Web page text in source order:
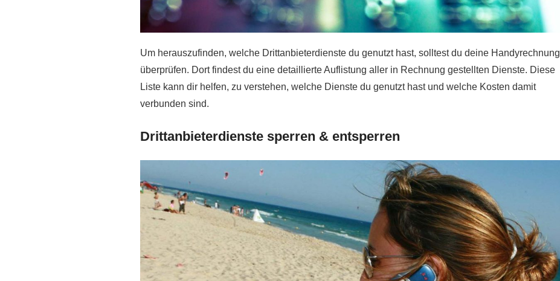
Um herauszufinden, welche Drittanbieterdienste du genutzt hast, solltest du deine Handyrechnung
überprüfen. Dort findest du eine detaillierte Auflistung aller in Rechnung gestellten Dienste. Diese
Liste kann dir helfen, zu verstehen, welche Dienste du genutzt hast und welche Kosten damit
verbunden sind.
Drittanbieterdienste sperren & entsperren